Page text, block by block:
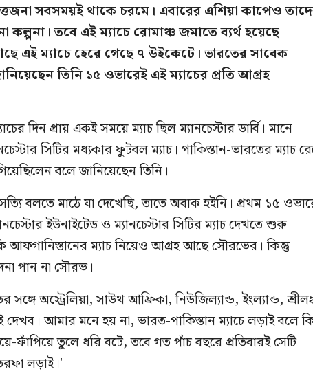
সবসময়ই থাকে চরমে। এবারের এশিয়া কাপেও
কল্পনা। তবে এই ম্যাচে রোমাঞ্চ জমাতে ব্যর্থ হয়েছে
এই ম্যাচে হেরে গেছে ৭ উইকেটে। ভারতের সাবেক
তিনি ১৫ ওভারেই এই ম্যাচের প্রতি আগ্রহ
দিন প্রায় একই সময়ে ম্যাচ ছিল ম্যানচেস্টার ডার্বি। মানে
সিটির মধ্যকার ফুটবল ম্যাচ। পাকিস্তান-ভারতের ম্যাচ
বলে জানিয়েছেন তিনি।
বলতে মাঠে যা দেখেছি, তাতে অবাক হইনি। প্রথম ১৫
ইউনাইটেড ও ম্যানচেস্টার সিটির ম্যাচ দেখতে শুরু
আফগানিস্তানের ম্যাচ নিয়েও আগ্রহ আছে সৌরভের। কিন্তু
পান না সৌরভ।
অস্ট্রেলিয়া, সাউথ আফ্রিকা, নিউজিল্যান্ড, ইংল্যান্ড,
আমার মনে হয় না, ভারত-পাকিস্তান ম্যাচে লড়াই বলে
তুলে ধরি বটে, তবে গত পাঁচ বছরে প্রতিবারই সেটি
লড়াই।'